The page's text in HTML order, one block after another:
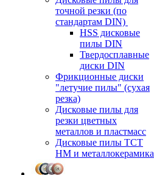
точной резки (по
стандартам DIN)
HSS дисковые
пилы DIN
Твердосплавные
диски DIN
Фрикционные диски
"летучие пилы" (сухая
резка)
Дисковые пилы для
резки цветных
металлов и пластмасс
Дисковые пилы ТСТ
НМ и металлокерамика